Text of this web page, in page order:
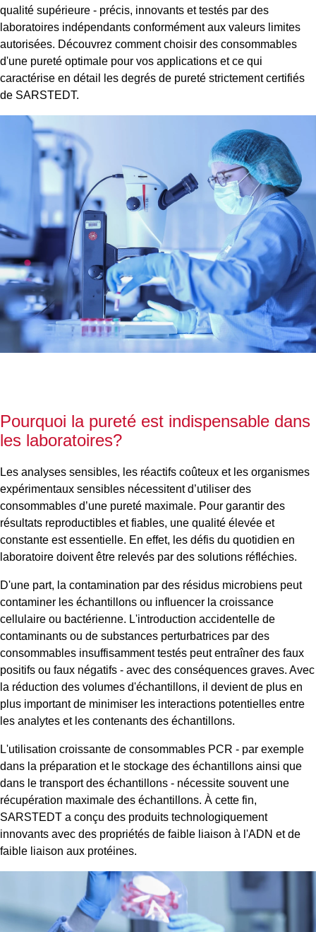
qualité supérieure - précis, innovants et testés par des
laboratoires indépendants conformément aux valeurs limites
autorisées. Découvrez comment choisir des consommables
d'une pureté optimale pour vos applications et ce qui
caractérise en détail les degrés de pureté strictement certifiés
de SARSTEDT.
Pourquoi la pureté est indispensable dans
les laboratoires?
Les analyses sensibles, les réactifs coûteux et les organismes
expérimentaux sensibles nécessitent d’utiliser des
consommables d’une pureté maximale. Pour garantir des
résultats reproductibles et fiables, une qualité élevée et
constante est essentielle. En effet, les défis du quotidien en
laboratoire doivent être relevés par des solutions réfléchies.
D'une part, la contamination par des résidus microbiens peut
contaminer les échantillons ou influencer la croissance
cellulaire ou bactérienne. L'introduction accidentelle de
contaminants ou de substances perturbatrices par des
consommables insuffisamment testés peut entraîner des faux
positifs ou faux négatifs - avec des conséquences graves. Avec
la réduction des volumes d'échantillons, il devient de plus en
plus important de minimiser les interactions potentielles entre
les analytes et les contenants des échantillons.
L'utilisation croissante de consommables PCR - par exemple
dans la préparation et le stockage des échantillons ainsi que
dans le transport des échantillons - nécessite souvent une
récupération maximale des échantillons. À cette fin,
SARSTEDT a conçu des produits technologiquement
innovants avec des propriétés de faible liaison à l'ADN et de
faible liaison aux protéines.